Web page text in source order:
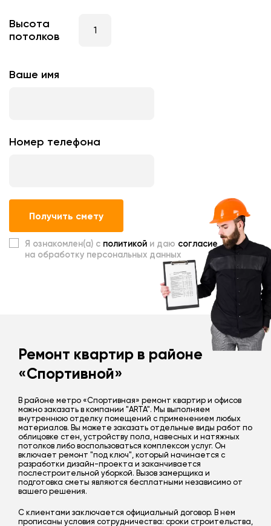
Высота
потолков
Ваше имя
Номер телефона
Получить смету
Я ознакомлен(а) с политикой и даю согласие
на обработку персональных данных
Ремонт квартир в районе
«Спортивной»
В районе метро «Спортивная» ремонт квартир и офисов
можно заказать в компании "ARTA". Мы выполняем
внутреннюю отделку помещений с применением любых
материалов. Вы можете заказать отдельные виды работ по
облицовке стен, устройству пола, навесных и натяжных
потолков либо воспользоваться комплексом услуг. Он
включает ремонт "под ключ", который начинается с
разработки дизайн-проекта и заканчивается
послестроительной уборкой. Вызов замерщика и
подготовка сметы являются бесплатными независимо от
вашего решения.
С клиентами заключается официальный договор. В нем
прописаны условия сотрудничества: сроки строительства,